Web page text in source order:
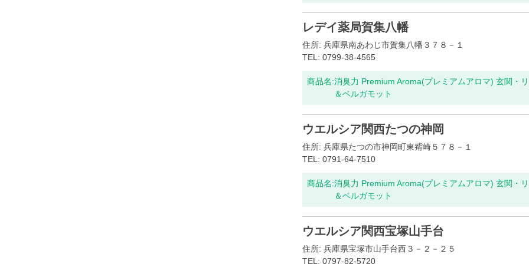
レデイ薬局賀集八幡
住所: 兵庫県南あわじ市賀集八幡３７８－１
TEL: 0799-38-4565
商品名:消臭力 Premium Aroma(プレミアムアロマ) 玄関・
＆ベルガモット
ウエルシア関西たつの神岡
住所: 兵庫県たつの市神岡町東觜崎５７８－１
TEL: 0791-64-7510
商品名:消臭力 Premium Aroma(プレミアムアロマ) 玄関・
＆ベルガモット
ウエルシア関西宝塚山手台
住所: 兵庫県宝塚市山手台西３－２－２５
TEL: 0797-82-5720